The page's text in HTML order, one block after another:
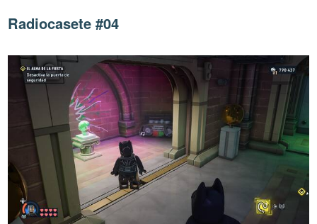
Radiocasete #04